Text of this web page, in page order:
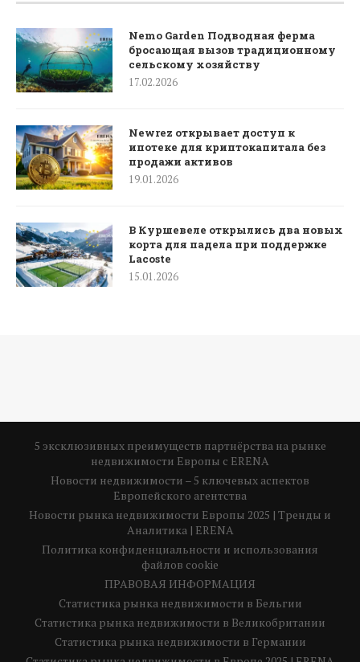
Nemo Garden Подводная ферма
бросающая вызов традиционному
сельскому хозяйству
17.02.2026
Newrez открывает доступ к
ипотеке для криптокапитала без
продажи активов
19.01.2026
В Куршевеле открылись два новых
корта для падела при поддержке
Lacoste
15.01.2026
5 эксклюзивных преимуществ партнёрства на рынке
недвижимости Европы с ERENA
Новости недвижимости – 5 ключевых аспектов
Европейского агентства
Новости рынка недвижимости Европы 2025 | Тренды и
Аналитика | ERENA
Политика конфиденциальности и использования
файлов cookie
ПРАВОВАЯ ИНФОРМАЦИЯ
Статистика рынка недвижимости в Бельгии
Статистика рынка недвижимости в Великобритании
Статистика рынка недвижимости в Германии